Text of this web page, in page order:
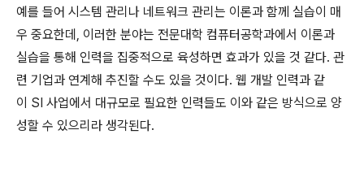
예를 들어 시스템 관리나 네트워크 관리는 이론과 함께 실습이 매
우 중요한데 , 이러한 분야는 전문대학 컴퓨터공학과에서 이론과
실습을 통해 인력을 집중적으로 육성하면 효과가 있을 것 같다. 관
련 기업과 연계해 추진할 수도 있을 것이다. 웹 개발 인력과 같
이 SI 사업에서 대규모로 필요한 인력들도 이와 같은 방식으로 양
성할 수 있으리라 생각된다.